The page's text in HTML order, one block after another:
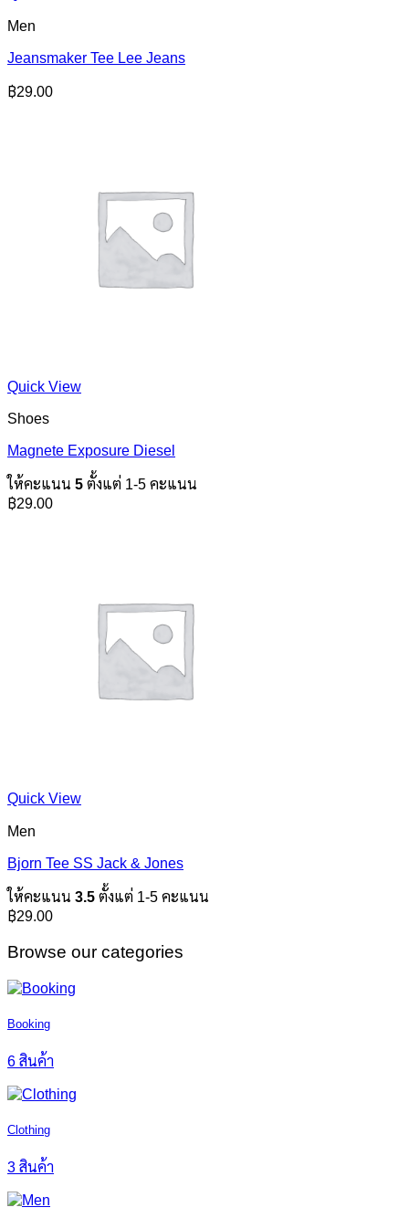
Men
Jeansmaker Tee Lee Jeans
฿29.00
Quick View
Shoes
Magnete Exposure Diesel
ให้คะแนน 5 ตั้งแต่ 1-5 คะแนน
฿29.00
Quick View
Men
Bjorn Tee SS Jack & Jones
ให้คะแนน 3.5 ตั้งแต่ 1-5 คะแนน
฿29.00
Browse our categories
Booking
6 สินค้า
Clothing
3 สินค้า